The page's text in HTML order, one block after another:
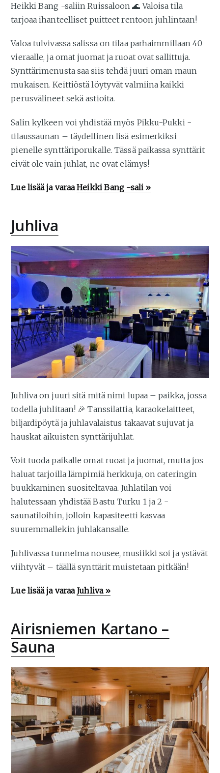
Heikki Bang -saliin Ruissaloon 🌊 Valoisa tila
tarjoaa ihanteelliset puitteet rentoon juhlintaan!
Valoa tulvivassa salissa on tilaa parhaimmillaan 40
vieraalle, ja omat juomat ja ruoat ovat sallittuja.
Synttärimenusta saa siis tehdä juuri oman maun
mukaisen. Keittiöstä löytyvät valmiina kaikki
perusvälineet sekä astioita.
Salin kylkeen voi yhdistää myös Pikku-Pukki -
tilaussaunan – täydellinen lisä esimerkiksi
pienelle synttäriporukalle. Tässä paikassa synttärit
eivät ole vain juhlat, ne ovat elämys!
Lue lisää ja varaaHeikki Bang -sali »
Juhliva
Juhliva on juuri sitä mitä nimi lupaa – paikka, jossa
todella juhlitaan! 🎉 Tanssilattia, karaokelaitteet,
biljardipöytä ja juhlavalaistus takaavat sujuvat ja
hauskat aikuisten synttärijuhlat.
Voit tuoda paikalle omat ruoat ja juomat, mutta jos
haluat tarjoilla lämpimiä herkkuja, on cateringin
buukkaminen suositeltavaa. Juhlatilan voi
halutessaan yhdistää Bastu Turku 1 ja 2 -
saunatiloihin, jolloin kapasiteetti kasvaa
suuremmallekin juhlakansalle.
Juhlivassa tunnelma nousee, musiikki soi ja ystävät
viihtyvät – täällä synttärit muistetaan pitkään!
Lue lisää ja varaa Juhliva »
Airisniemen Kartano –
Sauna